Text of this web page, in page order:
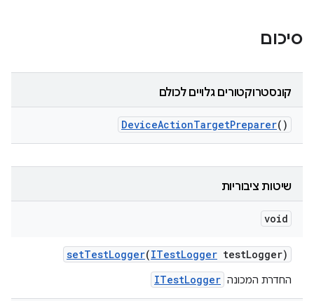
סיכום
קונסטרוקטורים גלויים לכולם
DeviceActionTargetPreparer()
שיטות ציבוריות
void
setTestLogger(ITestLogger testLogger)
החדרת המכונה ITestLogger